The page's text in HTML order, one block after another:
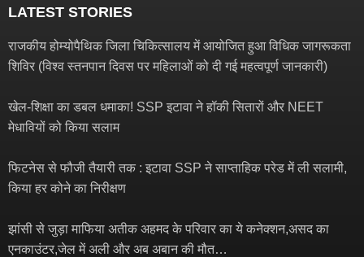
LATEST STORIES
राजकीय होम्योपैथिक जिला चिकित्सालय में आयोजित हुआ विधिक जागरूकता
शिविर (विश्व स्तनपान दिवस पर महिलाओं को दी गई महत्वपूर्ण जानकारी)
खेल-शिक्षा का डबल धमाका! SSP इटावा ने हॉकी सितारों और NEET
मेधावियों को किया सलाम
फिटनेस से फौजी तैयारी तक : इटावा SSP ने साप्ताहिक परेड में ली सलामी,
किया हर कोने का निरीक्षण
झांसी से जुड़ा माफिया अतीक अहमद के परिवार का ये कनेक्शन,असद का
एनकाउंटर,जेल में अली और अब अबान की मौत…